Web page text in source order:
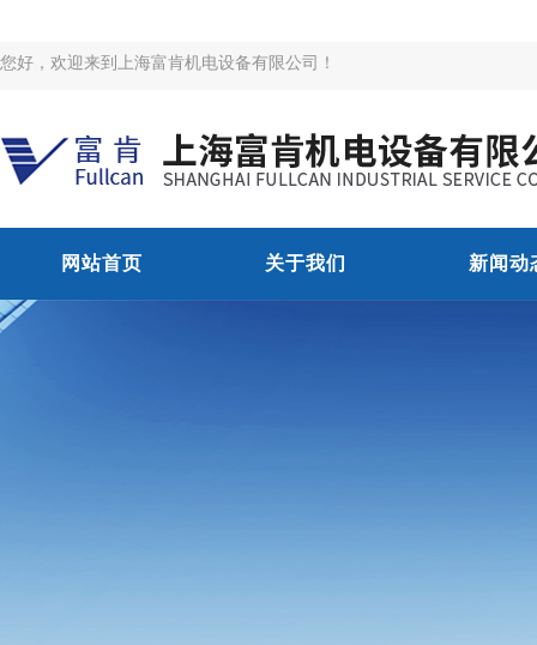
您好，欢迎来到上海富肯机电设备有限公司！
网站首页 关于我们 新闻动